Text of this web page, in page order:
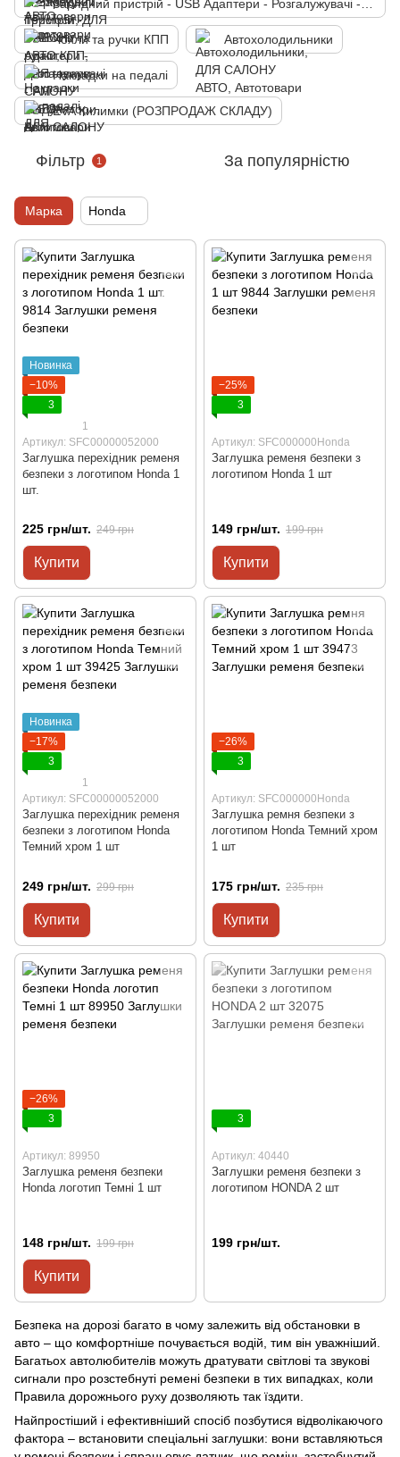
Чохли та ручки КПП Автохолодильники
Накладки на педалі
EVA Килимки (РОЗПРОДАЖ СКЛАДУ)
Фільтр 1 За популярністю
Марка Honda
Новинка
−10%
3
1
Артикул: SFC00000052000
Заглушка перехідник ременя
безпеки з логотипом Honda 1
шт.
225 грн/шт. 249 грн
Купити
−25%
3
Артикул: SFC000000Honda
Заглушка ременя безпеки з
логотипом Honda 1 шт
149 грн/шт. 199 грн
Купити
Новинка
−17%
3
1
Артикул: SFC00000052000
Заглушка перехідник ременя
безпеки з логотипом Honda
Темний хром 1 шт
249 грн/шт. 299 грн
Купити
−26%
3
Артикул: SFC000000Honda
Заглушка ремня безпеки з
логотипом Honda Темний хром
1 шт
175 грн/шт. 235 грн
Купити
−26%
3
Артикул: 89950
Заглушка ременя безпеки
Honda логотип Темні 1 шт
148 грн/шт. 199 грн
Купити
3
Артикул: 40440
Заглушки ременя безпеки з
логотипом HONDA 2 шт
199 грн/шт.
Безпека на дорозі багато в чому залежить від обстановки в
авто – що комфортніше почувається водій, тим він уважніший.
Багатьох автолюбителів можуть дратувати світлові та звукові
сигнали про розстебнуті ремені безпеки в тих випадках, коли
Правила дорожнього руху дозволяють так їздити.
Найпростіший і ефективніший спосіб позбутися відволікаючого
фактора – встановити спеціальні заглушки: вони вставляються